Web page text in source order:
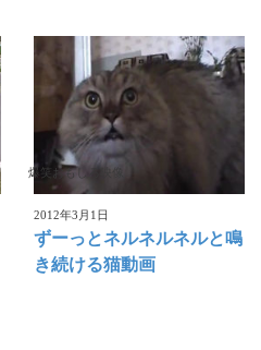
爆笑おもしろ映像
2012年3月1日
ずーっとネルネルネルと鳴
き続ける猫動画